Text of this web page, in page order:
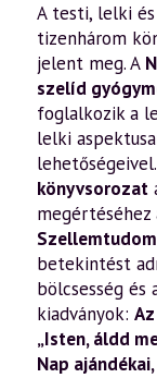
A testi, lelki
tizenhárom
jelent meg. A
szelíd
foglalkozik a
lelki
lehetőségeivel.
könyvsorozat
betekintést
bölcsesség
kiadványok:
„Isten, áldd
Nap ajándékai,